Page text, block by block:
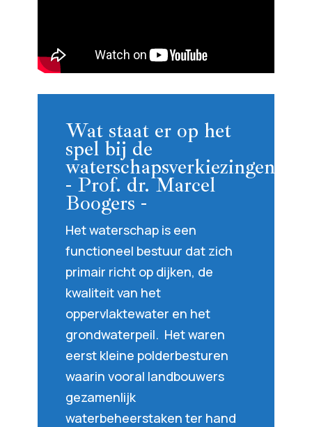
Wat staat er op het
spel bij de
waterschapsverkiezingen?
- Prof. dr. Marcel
Boogers -
Het waterschap is een
functioneel bestuur dat zich
primair richt op dijken, de
kwaliteit van het
oppervlaktewater en het
grondwaterpeil. Het waren
eerst kleine polderbesturen
waarin vooral landbouwers
gezamenlijk
waterbeheerstaken ter hand